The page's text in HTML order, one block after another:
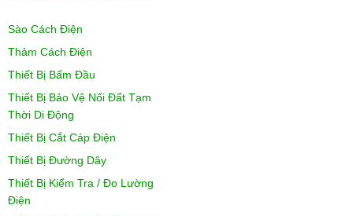
Sào Cách Điện
Thảm Cách Điện
Thiết Bị Bấm Đầu
Thiết Bị Bảo Vệ Nối Đất Tạm
Thời Di Động
Thiết Bị Cắt Cáp Điện
Thiết Bị Đường Dây
Thiết Bị Kiểm Tra / Đo Lường
Điện